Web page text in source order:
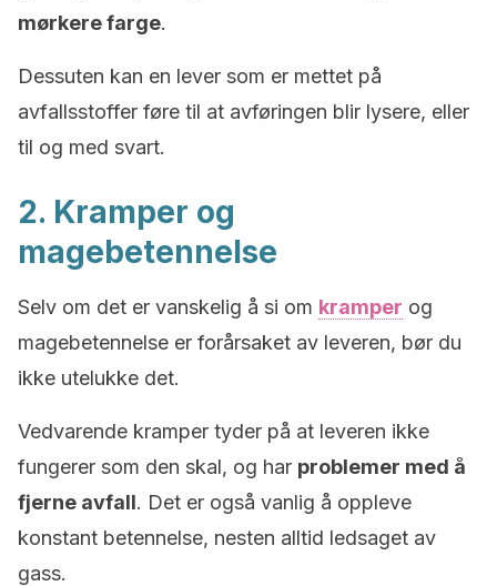
mørkere farge.
Dessuten kan en lever som er mettet på
avfallsstoffer føre til at avføringen blir lysere, eller
til og med svart.
2. Kramper og
magebetennelse
Selv om det er vanskelig å si om kramper og
magebetennelse er forårsaket av leveren, bør du
ikke utelukke det.
Vedvarende kramper tyder på at leveren ikke
fungerer som den skal, og har problemer med å
fjerne avfall. Det er også vanlig å oppleve
konstant betennelse, nesten alltid ledsaget av
gass.